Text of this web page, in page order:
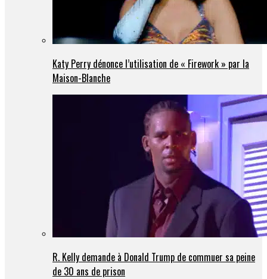
Katy Perry dénonce l’utilisation de « Firework » par la
Maison-Blanche
R. Kelly demande à Donald Trump de commuer sa peine
de 30 ans de prison